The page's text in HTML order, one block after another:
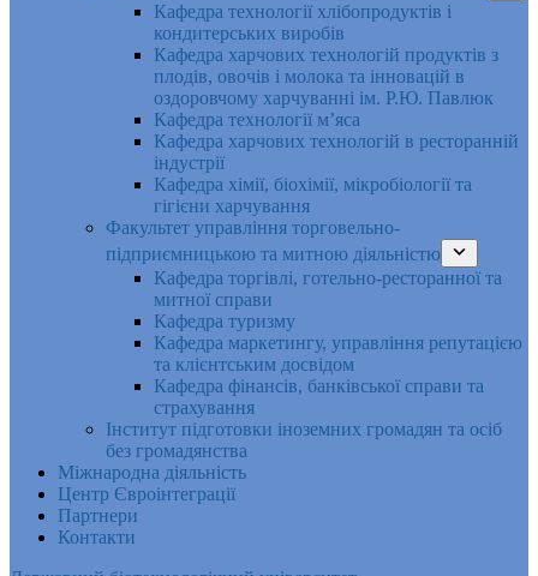
Кафедра технології хлібопродуктів і
кондитерських виробів
Кафедра харчових технологій продуктів з
плодів, овочів і молока та інновацій в
оздоровчому харчуванні ім. Р.Ю. Павлюк
Кафедра технології м’яса
Кафедра харчових технологій в ресторанній
індустрії
Кафедра хімії, біохімії, мікробіології та
гігієни харчування
Факультет управління торговельно-
підприємницькою та митною діяльністю
Кафедра торгівлі, готельно-ресторанної та
митної справи
Кафедра туризму
Кафедра маркетингу, управління репутацією
та клієнтським досвідом
Кафедра фінансів, банківської справи та
страхування
Інститут підготовки іноземних громадян та осіб
без громадянства
Міжнародна діяльність
Центр Євроінтеграції
Партнери
Контакти